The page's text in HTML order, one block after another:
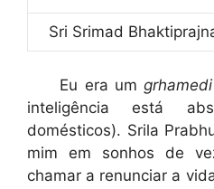
Sri Srimad
Eu era um grhamedi
inteligência está
domésticos). Srila
mim em sonhos de
chamar a renunciar a